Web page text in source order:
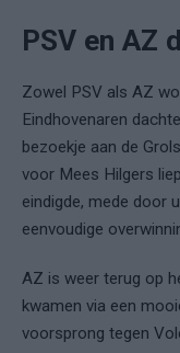
PSV en AZ
Zowel PSV als AZ
Eindhovenaren
bezoekje aan de
voor Mees Hilgers
eindigde, mede door
eenvoudige
AZ is weer terug op
kwamen via een
voorsprong tegen